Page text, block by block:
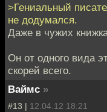
>Гениальный
не додумался.
Даже в чужих
Он от одного вида
скорей всего.
Ваймс »
#13 | 12.04.12 18:21